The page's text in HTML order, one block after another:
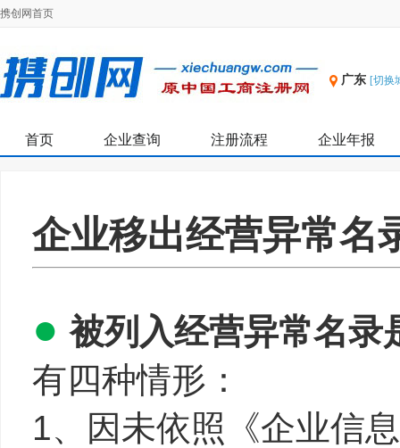
携创网首页
广东 [切换
首页 企业查询 注册流程 企业年报
企业移出经营异常名
●被列入经营异常名
有四种情形：
1、因未依照《企业信